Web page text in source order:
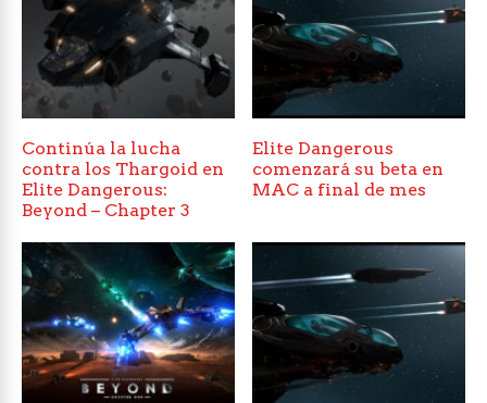
Continúa la lucha
contra los Thargoid en
Elite Dangerous:
Beyond – Chapter 3
Elite Dangerous
comenzará su beta en
MAC a final de mes